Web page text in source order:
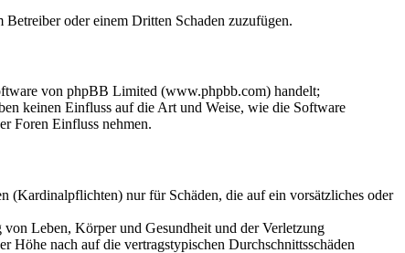
Betreiber oder einem Dritten Schaden zuzufügen.
von phpBB Limited (www.phpbb.com) handelt;
keinen Einfluss auf die Art und Weise, wie die Software
Foren Einfluss nehmen.
(Kardinalpflichten) nur für Schäden, die auf ein vorsätzliches oder
Leben, Körper und Gesundheit und der Verletzung
Höhe nach auf die vertragstypischen Durchschnittsschäden